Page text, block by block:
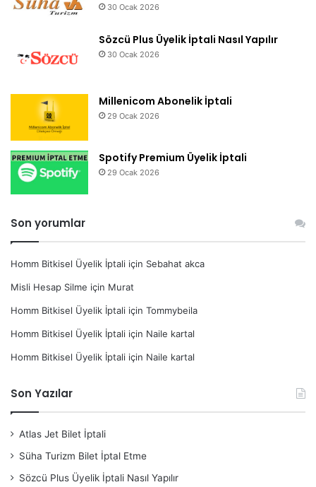
30 Ocak 2026
Sözcü Plus Üyelik İptali Nasıl Yapılır
30 Ocak 2026
Millenicom Abonelik İptali
29 Ocak 2026
Spotify Premium Üyelik İptali
29 Ocak 2026
Son yorumlar
Homm Bitkisel Üyelik İptali için Sebahat akca
Misli Hesap Silme için Murat
Homm Bitkisel Üyelik İptali için Tommybeila
Homm Bitkisel Üyelik İptali için Naile kartal
Homm Bitkisel Üyelik İptali için Naile kartal
Son Yazılar
Atlas Jet Bilet İptali
Süha Turizm Bilet İptal Etme
Sözcü Plus Üyelik İptali Nasıl Yapılır